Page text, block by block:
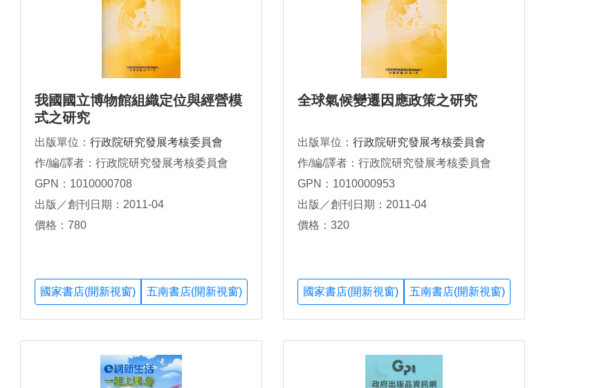
我國國立博物館組織定位與經營模
式之研究
出版單位： 行政院研究發展考核委員會
作/編/譯者：行政院研究發展考核委員會
GPN：1010000708
出版／創刊日期：2011-04
價格：780
國家書店(開新視窗) 五南書店(開新視窗)
全球氣候變遷因應政策之研究
出版單位： 行政院研究發展考核委員會
作/編/譯者：行政院研究發展考核委員會
GPN：1010000953
出版／創刊日期：2011-04
價格：320
國家書店(開新視窗) 五南書店(開新視窗)